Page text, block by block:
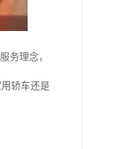
务理念，
轿车还是